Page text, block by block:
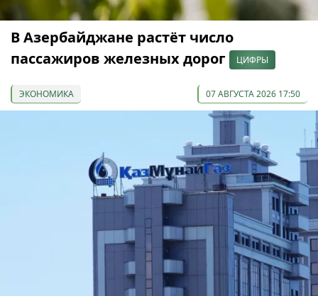
В Азербайджане растёт число
пассажиров железных дорог
ЦИФРЫ
ЭКОНОМИКА 07 АВГУСТА 2026 17:50